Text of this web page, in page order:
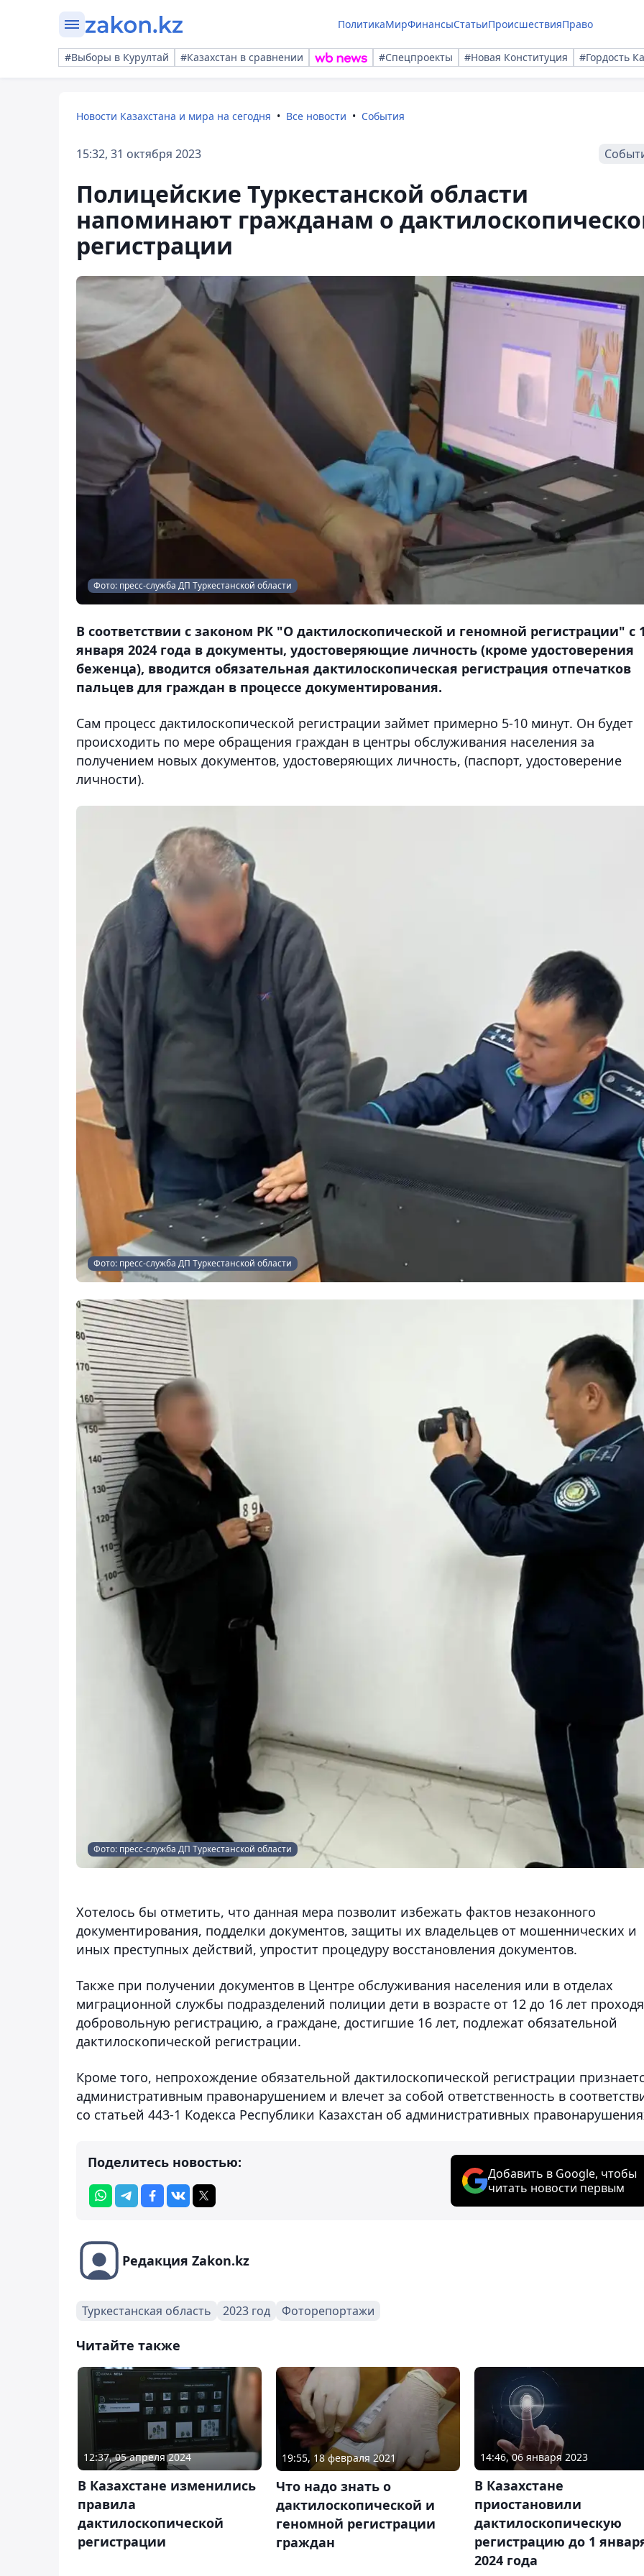
ПолитикаМирФинансыСтатьиПроисшествияПраво
#Выборы в Курултай #Казахстан в сравнении #Спецпроекты #Новая Конституция #Гордость
Новости Казахстана и мира на сегодня Все новости События
15:32, 31 октября 2023
Полицейские Туркестанской области
напоминают гражданам о
регистрации
Фото: пресс-служба ДП Туркестанской области
В соответствии с законом РК "О дактилоскопической и геномной регистрации" с
января 2024 года в документы, удостоверяющие личность (кроме удостоверения
беженца), вводится обязательная дактилоскопическая регистрация отпечатков
пальцев для граждан в процессе документирования.
Сам процесс дактилоскопической регистрации займет примерно 5-10 минут. Он будет
происходить по мере обращения граждан в центры обслуживания населения за
получением новых документов, удостоверяющих личность, (паспорт, удостоверение
личности).
Фото: пресс-служба ДП Туркестанской области
Фото: пресс-служба ДП Туркестанской области
Хотелось бы отметить, что данная мера позволит избежать фактов незаконного
документирования, подделки документов, защиты их владельцев от мошеннических и
иных преступных действий, упростит процедуру восстановления документов.
Также при получении документов в Центре обслуживания населения или в отделах
миграционной службы подразделений полиции дети в возрасте от 12 до 16 лет
добровольную регистрацию, а граждане, достигшие 16 лет, подлежат обязательной
дактилоскопической регистрации.
Кроме того, непрохождение обязательной дактилоскопической регистрации
административным правонарушением и влечет за собой ответственность в
со статьей 443-1 Кодекса Республики Казахстан об административных
Поделитесь новостью:
Добавить в Google, чтобы
читать новости первым
Редакция Zakon.kz
Туркестанская область 2023 год Фоторепортажи
Читайте также
12:37, 05 апреля 2024
В Казахстане изменились
правила
дактилоскопической
регистрации
19:55, 18 февраля 2021
Что надо знать о
дактилоскопической и
геномной регистрации
граждан
14:46, 06 января 2023
В Казахстане
приостановили
дактилоскопическую
регистрацию до 1
2024 года